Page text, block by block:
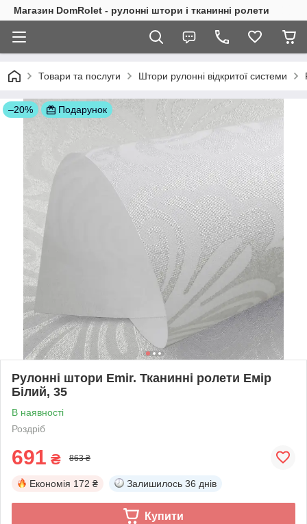
Магазин DomRolet - рулонні штори і тканинні ролети
Товари та послуги Штори рулонні відкритої системи
–20% Подарунок
Рулонні штори Emir. Тканинні ролети Емір
Білий, 35
В наявності
Роздріб
691 ₴ 863 ₴
Економія 172 ₴ Залишилось 36 днів
Купити